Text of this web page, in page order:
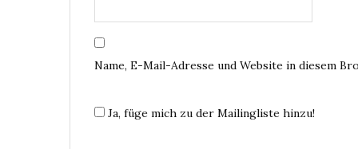
Name, E-Mail-Adresse und Website in diesem
Ja, füge mich zu der Mailingliste hinzu!